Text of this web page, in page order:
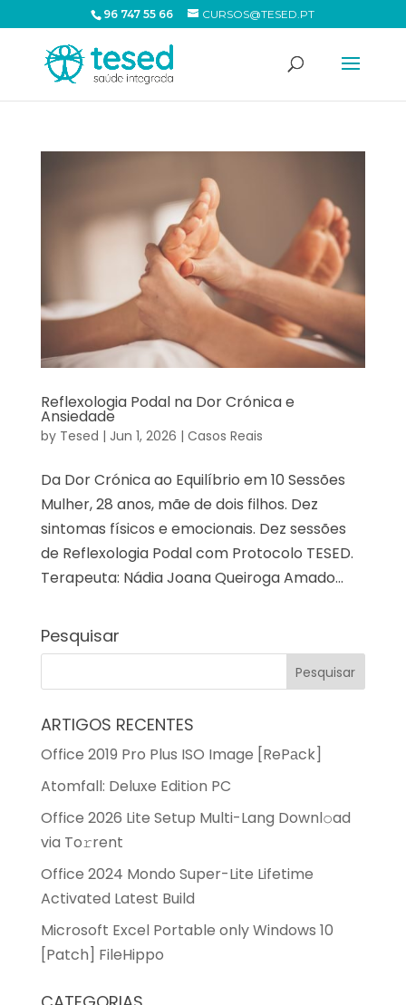
96 747 55 66 CURSOS@TESED.PT
Reflexologia Podal na Dor Crónica e
Ansiedade
by Tesed | Jun 1, 2026 | Casos Reais
Da Dor Crónica ao Equilíbrio em 10 Sessões
Mulher, 28 anos, mãe de dois filhos. Dez
sintomas físicos e emocionais. Dez sessões
de Reflexologia Podal com Protocolo TESED.
Terapeuta: Nádia Joana Queiroga Amado...
Pesquisar
ARTIGOS RECENTES
Office 2019 Pro Plus ISO Image [RePаck]
Atomfall: Deluxe Edition PC
Office 2026 Lite Setup Multi-Lang Downl𝚘ad
via To𝚛rent
Office 2024 Mondo Super-Lite Lifetime
Activated Latest Build
Microsoft Excel Portable only Windows 10
[Patch] FileHippo